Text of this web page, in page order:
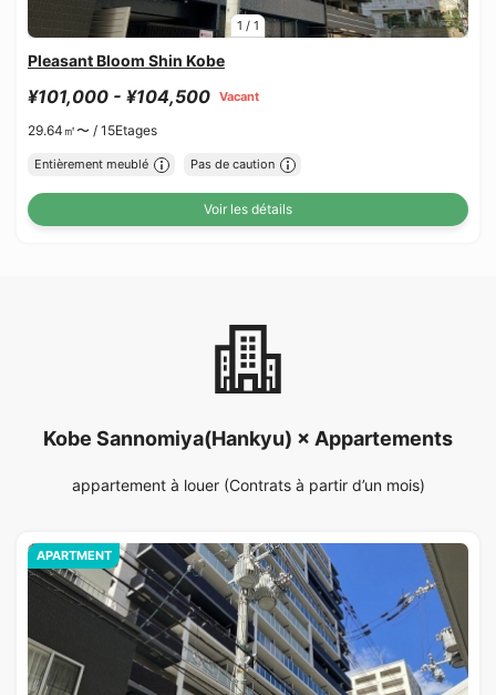
1 / 1
Pleasant Bloom Shin Kobe
¥101,000 - ¥104,500 Vacant
29.64㎡〜 / 15Etages
Entièrement meublé Pas de caution
Voir les détails
Kobe Sannomiya(Hankyu) × Appartements
appartement à louer (Contrats à partir d’un mois)
APARTMENT